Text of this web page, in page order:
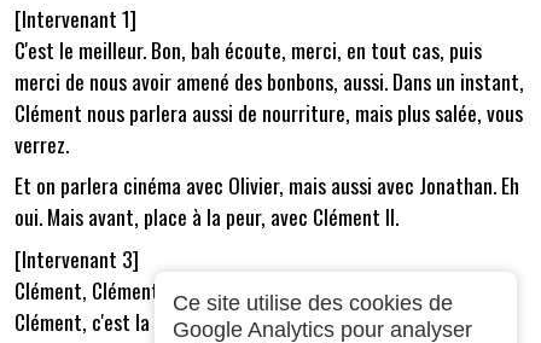
[Intervenant 1]
C'est le meilleur. Bon, bah écoute, merci, en tout cas, puis
merci de nous avoir amené des bonbons, aussi. Dans un instant,
Clément nous parlera aussi de nourriture, mais plus salée, vous
verrez.
Et on parlera cinéma avec Olivier, mais aussi avec Jonathan. Eh
oui. Mais avant, place à la peur, avec Clément II.
[Intervenant 3]
Clément, Clément, Clément, Clément II, c'est la question de
Clément, c'est la question de Clément II.
Ce site utilise des cookies de
Google Analytics pour analyser